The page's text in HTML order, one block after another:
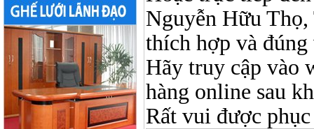
Nguyễn Hữu Thọ,
thích hợp và
Hãy truy cập vào
hàng online sau
Rất vui được